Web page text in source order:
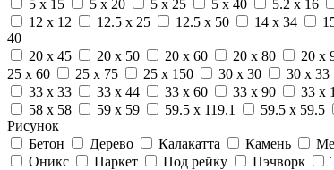
5 x 15
5 x 20 5 x 25 5 x 40 5.2 x 16
12 x 12
12.5 x 25 12.5 x 50 14 x 34
40
20 x 45
20 x 50 20 x 60 20 x 80 20 x
25 x 60
25 x 75 25 x 150 30 x 30 30 x 33
33 x 33
33 x 44 33 x 60 33 x 90 33 x
58 x 58
59 x 59 59.5 x 119.1 59.5 x 59.5
Рисунок
Бетон
Дерево Калакатта Камень
Оникс
Паркет Под рейку Пэчворк